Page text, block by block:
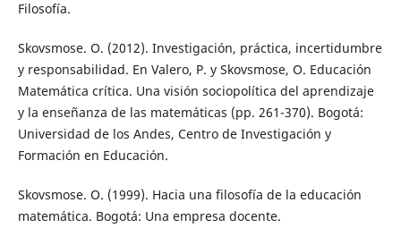
Filosofía.
Skovsmose. O. (2012). Investigación, práctica, incertidumbre
y responsabilidad. En Valero, P. y Skovsmose, O. Educación
Matemática crítica. Una visión sociopolítica del aprendizaje
y la enseñanza de las matemáticas (pp. 261-370). Bogotá:
Universidad de los Andes, Centro de Investigación y
Formación en Educación.
Skovsmose. O. (1999). Hacia una filosofía de la educación
matemática. Bogotá: Una empresa docente.